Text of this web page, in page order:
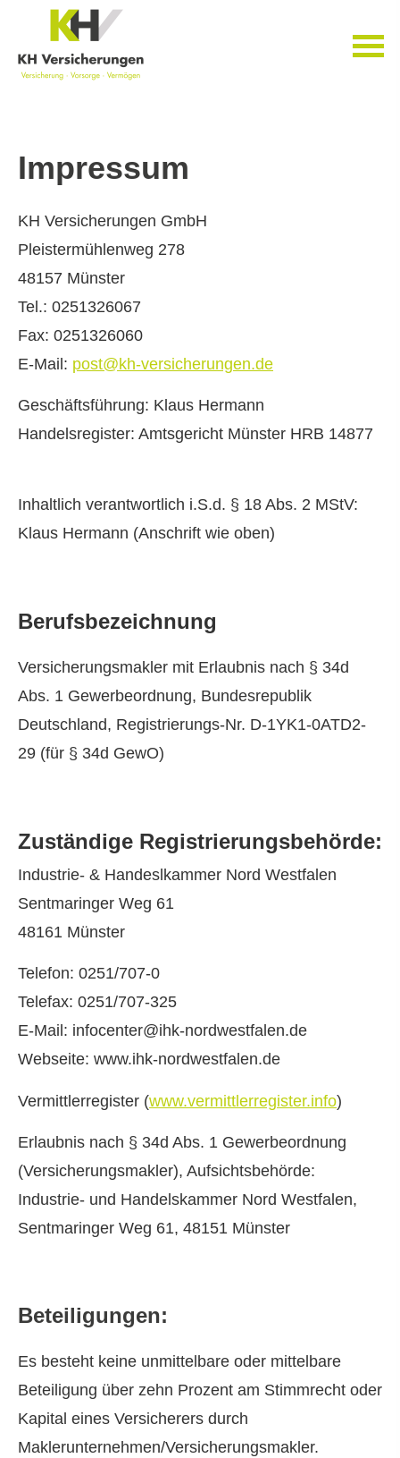
Impressum
KH Versicherungen GmbH
Pleistermühlenweg 278
48157 Münster
Tel.: 0251326067
Fax: 0251326060
E-Mail: post@kh-versicherungen.de
Geschäftsführung: Klaus Hermann
Handelsregister: Amtsgericht Münster HRB 14877
Inhaltlich verantwortlich i.S.d. § 18 Abs. 2 MStV:
Klaus Hermann (Anschrift wie oben)
Berufsbezeichnung
Ver­sicherungs­makler mit Erlaubnis nach § 34d
Abs. 1 Gewerbeordnung, Bundesrepublik
Deutschland, Registrierungs-Nr. D-1YK1-0ATD2-
29 (für § 34d GewO)
Zuständige Registrierungsbehörde:
Industrie- & Handeslkammer Nord Westfalen
Sentmaringer Weg 61
48161 Münster
Telefon: 0251/707-0
Telefax: 0251/707-325
E-Mail: infocenter@ihk-nordwestfalen.de
Webseite: www.ihk-nordwestfalen.de
Vermittlerregister (www.vermittlerregister.info)
Erlaubnis nach § 34d Abs. 1 Gewerbeordnung
(Ver­sicherungs­makler), Aufsichtsbehörde:
Industrie- und Handelskammer Nord Westfalen,
Sentmaringer Weg 61, 48151 Münster
Beteiligungen:
Es besteht keine unmittelbare oder mittelbare
Beteiligung über zehn Prozent am Stimmrecht oder
Kapital eines Versicherers durch
Maklerunternehmen/Ver­sicherungs­makler.